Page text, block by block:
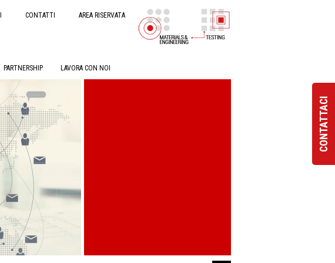
CONTATTACI
CONTATTI AREA RISERVATA
PARTNERSHIP LAVORA CON NOI